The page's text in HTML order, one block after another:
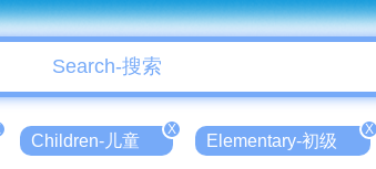
Children-儿童
X
Elementary-初级
X